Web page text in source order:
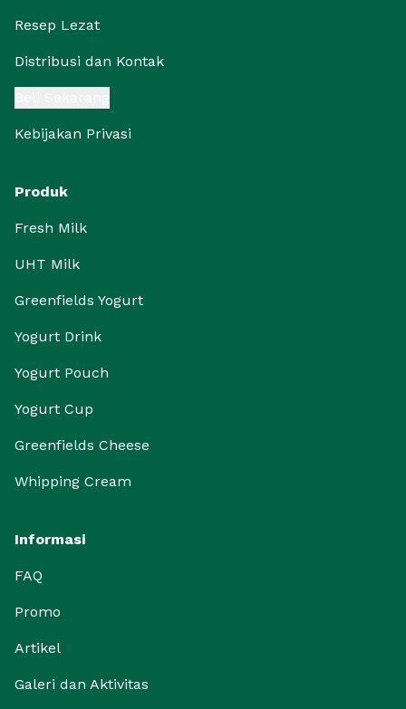
Resep Lezat
Distribusi dan Kontak
Kebijakan Privasi
Produk
Fresh Milk
UHT Milk
Greenfields Yogurt
Yogurt Drink
Yogurt Pouch
Yogurt Cup
Greenfields Cheese
Whipping Cream
Informasi
FAQ
Promo
Artikel
Galeri dan Aktivitas